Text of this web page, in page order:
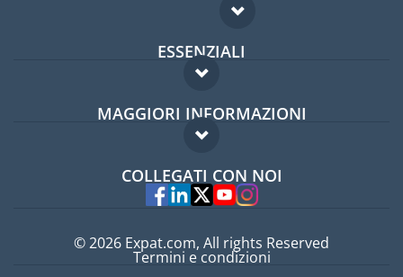
ESSENZIALI
Forum per expat
Guida per expat
MAGGIORI INFORMAZIONI
Domande frequenti
Esperti
COLLEGATI CON NOI
© 2026 Expat.com, All rights Reserved
Termini e condizioni